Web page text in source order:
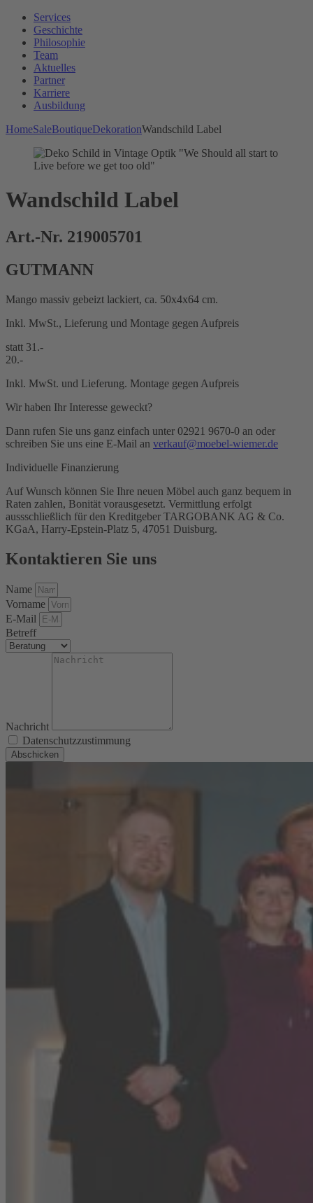
Services
Geschichte
Philosophie
Team
Aktuelles
Partner
Karriere
Ausbildung
HomeSaleBoutiqueDekorationWandschild Label
Wandschild Label
Art.-Nr. 219005701
GUTMANN
Mango massiv gebeizt lackiert, ca. 50x4x64 cm.
Inkl. MwSt., Lieferung und Montage gegen Aufpreis
statt 31.-
20.-
Inkl. MwSt. und Lieferung. Montage gegen Aufpreis
Wir haben Ihr Interesse geweckt?
Dann rufen Sie uns ganz einfach unter 02921 9670-0 an oder
schreiben Sie uns eine E-Mail an verkauf@moebel-wiemer.de
Individuelle Finanzierung
Auf Wunsch können Sie Ihre neuen Möbel auch ganz bequem in
Raten zahlen, Bonität vorausgesetzt. Vermittlung erfolgt
aussschließlich für den Kreditgeber TARGOBANK AG & Co.
KGaA, Harry-Epstein-Platz 5, 47051 Duisburg.
Kontaktieren Sie uns
Name
Vorname
E-Mail
Betreff
Nachricht
Datenschutzzustimmung
Abschicken